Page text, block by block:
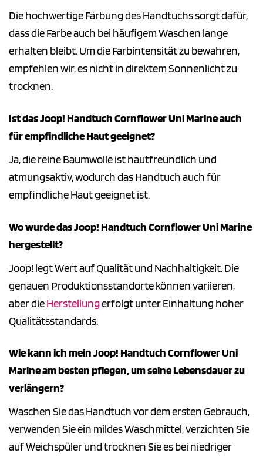
Die hochwertige Färbung des Handtuchs sorgt dafür,
dass die Farbe auch bei häufigem Waschen lange
erhalten bleibt. Um die Farbintensität zu bewahren,
empfehlen wir, es nicht in direktem Sonnenlicht zu
trocknen.
Ist das Joop! Handtuch Cornflower Uni Marine auch
für empfindliche Haut geeignet?
Ja, die reine Baumwolle ist hautfreundlich und
atmungsaktiv, wodurch das Handtuch auch für
empfindliche Haut geeignet ist.
Wo wurde das Joop! Handtuch Cornflower Uni Marine
hergestellt?
Joop! legt Wert auf Qualität und Nachhaltigkeit. Die
genauen Produktionsstandorte können variieren,
aber dieHerstellungerfolgt unter Einhaltung hoher
Qualitätsstandards.
Wie kann ich mein Joop! Handtuch Cornflower Uni
Marine am besten pflegen, um seine Lebensdauer zu
verlängern?
Waschen Sie das Handtuch vor dem ersten Gebrauch,
verwenden Sie ein mildes Waschmittel, verzichten Sie
auf Weichspüler und trocknen Sie es bei niedriger